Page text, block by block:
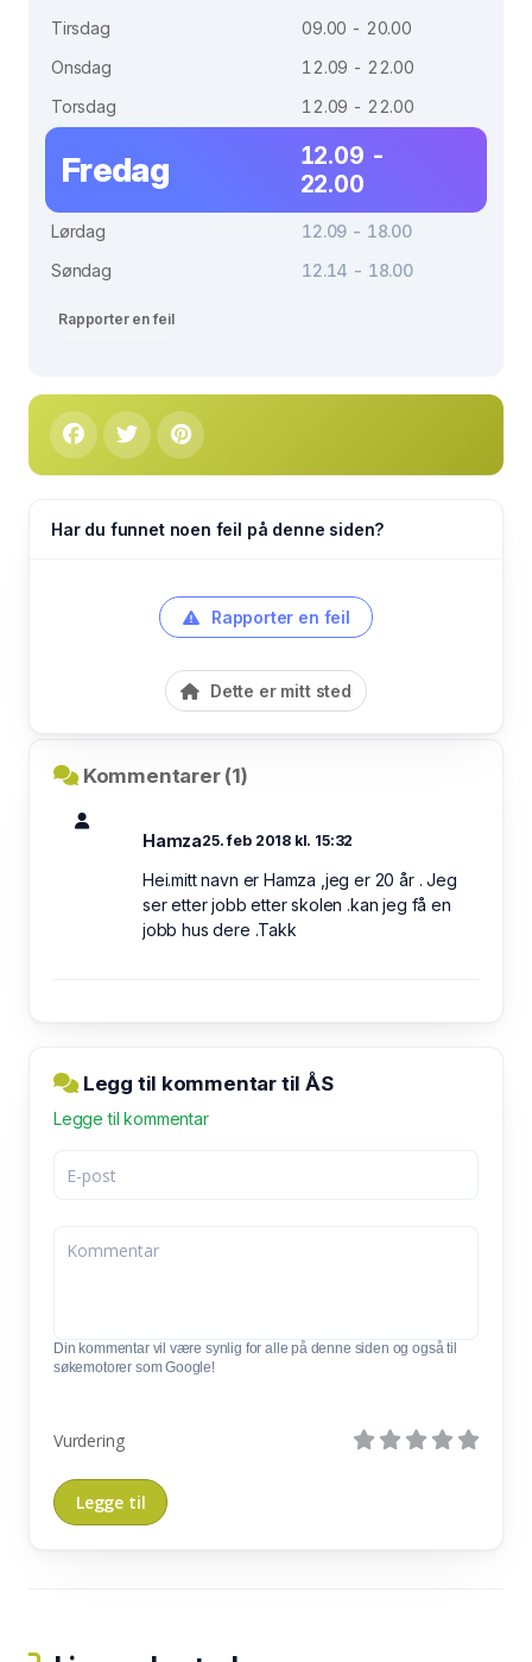
Tirsdag
09.00 - 20.00
Onsdag
12.09 - 22.00
Torsdag
12.09 - 22.00
Fredag
12.09 -
22.00
Lørdag
12.09 - 18.00
Søndag
12.14 - 18.00
Rapporter en feil
Har du funnet noen feil på denne siden?
Rapporter en feil
Dette er mitt sted
Kommentarer (1)
Hamza25. feb 2018 kl. 15:32
Hei.mitt navn er Hamza ,jeg er 20 år . Jeg
ser etter jobb etter skolen .kan jeg få en
jobb hus dere .Takk
Legg til kommentar til ÅS
Legge til kommentar
Din kommentar vil være synlig for alle på denne siden og også til
søkemotorer som Google!
Vurdering